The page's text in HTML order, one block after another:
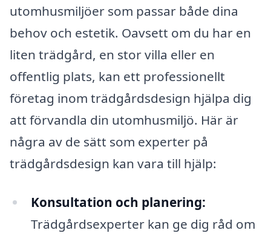
utomhusmiljöer som passar både dina
behov och estetik. Oavsett om du har en
liten trädgård, en stor villa eller en
offentlig plats, kan ett professionellt
företag inom trädgårdsdesign hjälpa dig
att förvandla din utomhusmiljö. Här är
några av de sätt som experter på
trädgårdsdesign kan vara till hjälp:
Konsultation och planering:
Trädgårdsexperter kan ge dig råd om